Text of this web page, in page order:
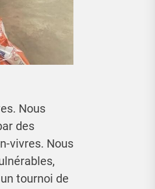
Nous
des
vivres. Nous
tournoi de